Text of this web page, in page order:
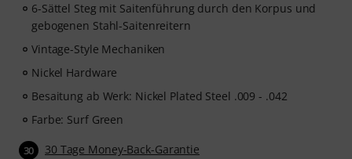
6-Sättel Steg mit Saitenführung durch den Korpus und
gebogenen Stahl-Saitenreitern
Vintage-Style Mechaniken
Nickel Hardware
Besaitung ab Werk: Nickel Plated Steel .009 - .042
Farbe: Surf Green
30 30 Tage Money-Back-Garantie